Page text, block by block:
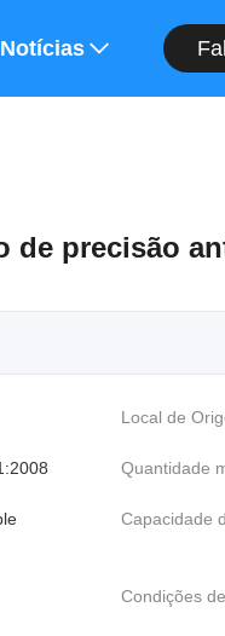
Notícias
de precisão
Local de
Quantidade
Capacidade
Condições